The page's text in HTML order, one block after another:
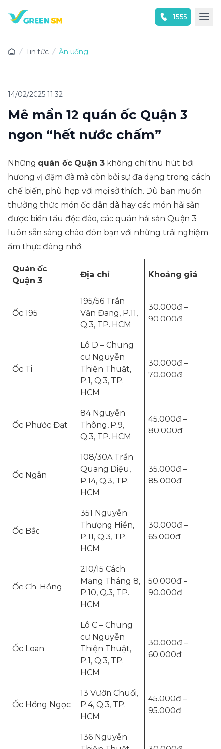
1555
Tin tức Ăn uống
14/02/2025 11:32
Mê mẩn 12 quán ốc Quận 3
ngon “hết nước chấm”
Những quán ốc Quận 3 không chỉ thu hút bởi
hương vị đậm đà mà còn bởi sự đa dạng trong cách
chế biến, phù hợp với mọi sở thích. Dù bạn muốn
thưởng thức món ốc dân dã hay các món hải sản
được biến tấu độc đáo, các quán hải sản Quận 3
luôn sẵn sàng chào đón bạn với những trải nghiệm
ẩm thực đáng nhớ.
Quán ốc
Quận 3
Địa chỉ Khoảng giá
Ốc 195
195/56 Trần
Văn Đang, P.11,
Q.3, TP. HCM
30.000đ –
90.000đ
Ốc Ti
Lô D – Chung
cư Nguyễn
Thiện Thuật,
P.1, Q.3, TP.
HCM
30.000đ –
70.000đ
Ốc Phước Đạt
84 Nguyễn
Thông, P.9,
Q.3, TP. HCM
45.000đ –
80.000đ
Ốc Ngân
108/30A Trần
Quang Diệu,
P.14, Q.3, TP.
HCM
35.000đ –
85.000đ
Ốc Bắc
351 Nguyễn
Thượng Hiền,
P.11, Q.3, TP.
HCM
30.000đ –
65.000đ
Ốc Chị Hồng
210/15 Cách
Mạng Tháng 8,
P.10, Q.3, TP.
HCM
50.000đ –
90.000đ
Ốc Loan
Lô C – Chung
cư Nguyễn
Thiện Thuật,
P.1, Q.3, TP.
HCM
30.000đ –
60.000đ
Ốc Hồng Ngọc
13 Vườn Chuối,
P.4, Q.3, TP.
HCM
45.000đ –
95.000đ
136 Nguyễn